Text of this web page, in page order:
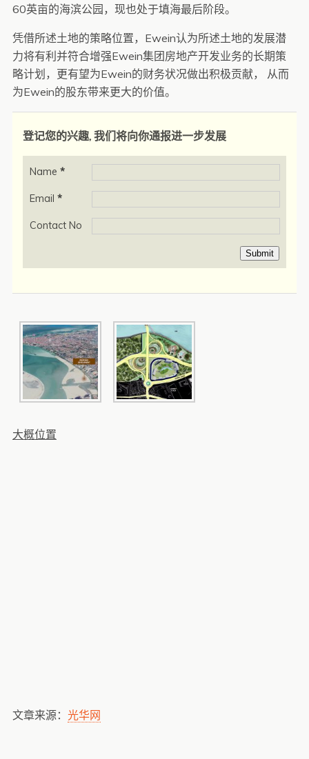
60英亩的海滨公园，现也处于填海最后阶段。
凭借所述土地的策略位置，Ewein认为所述土地的发展潜
力将有利并符合增强Ewein集团房地产开发业务的长期策
略计划，更有望为Ewein的财务状况做出积极贡献， 从而
为Ewein的股东带来更大的价值。
登记您的兴趣, 我们将向你通报进一步发展
Name *
Email *
Contact No
Submit
大概位置
文章来源： 光华网